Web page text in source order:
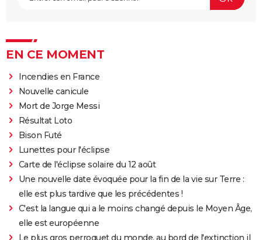
EN CE MOMENT
Incendies en France
Nouvelle canicule
Mort de Jorge Messi
Résultat Loto
Bison Futé
Lunettes pour l'éclipse
Carte de l'éclipse solaire du 12 août
Une nouvelle date évoquée pour la fin de la vie sur Terre :
elle est plus tardive que les précédentes !
C'est la langue qui a le moins changé depuis le Moyen Âge,
elle est européenne
Le plus gros perroquet du monde, au bord de l'extinction il